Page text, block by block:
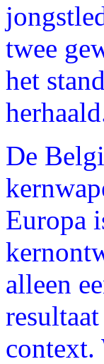
twee
het
De
Europa
alleen
context.